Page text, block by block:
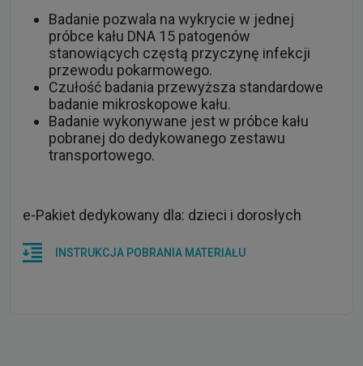
Badanie pozwala na wykrycie w jednej
próbce kału DNA 15 patogenów
stanowiących częstą przyczynę infekcji
przewodu pokarmowego.
Czułość badania przewyższa standardowe
badanie mikroskopowe kału.
Badanie wykonywane jest w próbce kału
pobranej do dedykowanego zestawu
transportowego.
e-Pakiet dedykowany dla: dzieci i dorosłych
INSTRUKCJA POBRANIA MATERIAŁU